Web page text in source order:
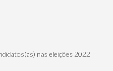
nas eleições 2022